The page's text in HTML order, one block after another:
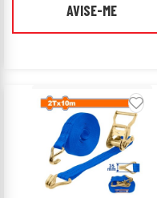
AVISE-ME